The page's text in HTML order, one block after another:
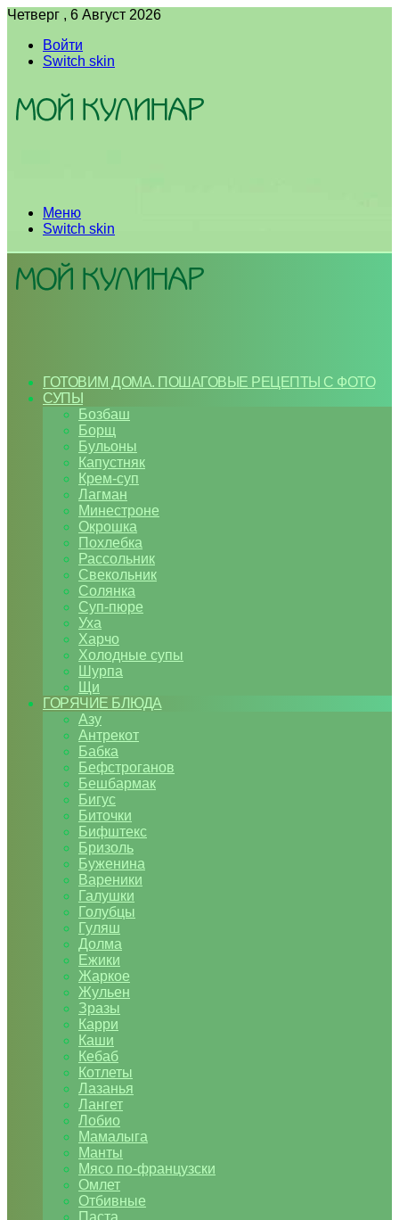
Четверг , 6 Август 2026
Войти
Switch skin
Меню
Switch skin
ГОТОВИМ ДОМА. ПОШАГОВЫЕ РЕЦЕПТЫ С ФОТО
СУПЫ
Бозбаш
Борщ
Бульоны
Капустняк
Крем-суп
Лагман
Минестроне
Окрошка
Похлебка
Рассольник
Свекольник
Солянка
Суп-пюре
Уха
Харчо
Холодные супы
Шурпа
Щи
ГОРЯЧИЕ БЛЮДА
Азу
Антрекот
Бабка
Бефстроганов
Бешбармак
Бигус
Биточки
Бифштекс
Бризоль
Буженина
Вареники
Галушки
Голубцы
Гуляш
Долма
Ежики
Жаркое
Жульен
Зразы
Карри
Каши
Кебаб
Котлеты
Лазанья
Лангет
Лобио
Мамалыга
Манты
Мясо по-французски
Омлет
Отбивные
Паста